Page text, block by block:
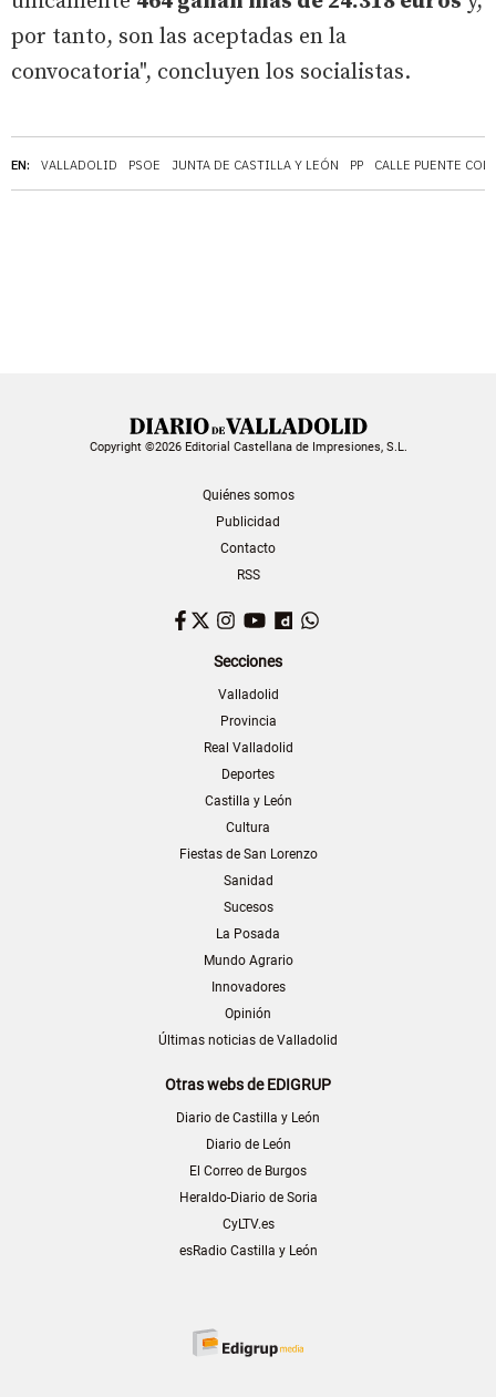
EN: VALLADOLID PSOE JUNTA DE CASTILLA Y LEÓN PP CALLE PUENTE
por tanto, son las aceptadas en la
convocatoria", concluyen los socialistas.
Copyright ©2026 Editorial Castellana de Impresiones, S.L.
Quiénes somos
Publicidad
Contacto
RSS
Facebook
TwitterInstagram
YouTubeDailymotion
Secciones
Valladolid
Provincia
Real Valladolid
Deportes
Castilla y León
Cultura
Fiestas de San Lorenzo
Sanidad
Sucesos
La Posada
Mundo Agrario
Innovadores
Opinión
Últimas noticias de Valladolid
Otras webs de EDIGRUP
Diario de Castilla y León
Diario de León
El Correo de Burgos
Heraldo-Diario de Soria
CyLTV.es
esRadio Castilla y León